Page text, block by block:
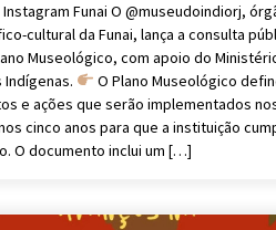
Instagram Funai O @museudoindiorj,
cultural da Funai, lança a consulta
Museológico, com apoio do
Indígenas.
O Plano Museológico
e ações que serão implementados
cinco anos para que a instituição
O documento inclui um […]